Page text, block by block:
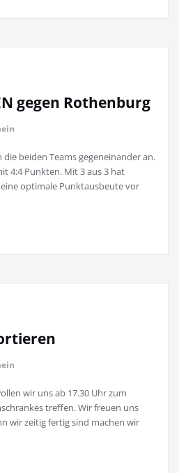
gegen Rothenburg
beiden Teams gegeneinander an.
4:4 Punkten. Mit 3 aus 3 hat
optimale Punktausbeute vor
wir uns ab 17.30 Uhr zum
treffen. Wir freuen uns
wir zeitig fertig sind machen wir